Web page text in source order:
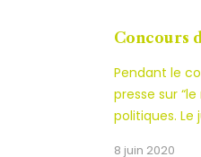
Concours
Pendant le
presse sur
politiques.
8 juin 2020